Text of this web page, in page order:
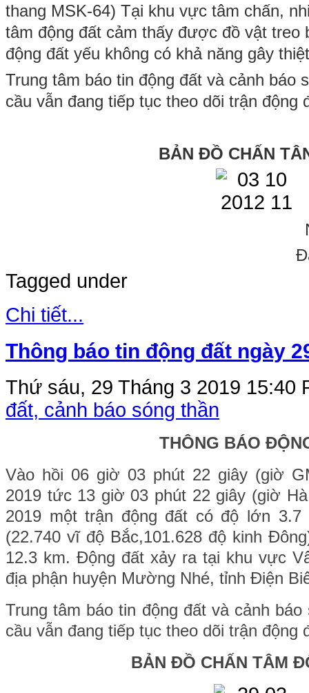
thang MSK-64) Tại khu vực tâm chấn,
tâm động đất cảm thấy được đồ vật treo
động đất yếu không có khả năng gây
Trung tâm báo tin động đất và cảnh báo
cầu vẫn đang tiếp tục theo dõi trận động
BẢN ĐỒ CHẤN
Tagged under
Chi tiết...
Thông báo tin động đất ngày
Thứ sáu, 29 Tháng 3 2019 15:40
đất, cảnh báo sóng thần
THÔNG BÁO
Vào hồi 06 giờ 03 phút 22 giây (giờ
2019 tức 13 giờ 03 phút 22 giây (giờ
2019 một trận động đất có độ lớn
(22.740 vĩ độ Bắc,101.628 độ kinh
12.3 km. Động đất xảy ra tại khu vực
địa phận huyện Mường Nhé, tỉnh Điện
Trung tâm báo tin động đất và cảnh
cầu vẫn đang tiếp tục theo dõi trận động
BẢN ĐỒ CHẤN TÂM